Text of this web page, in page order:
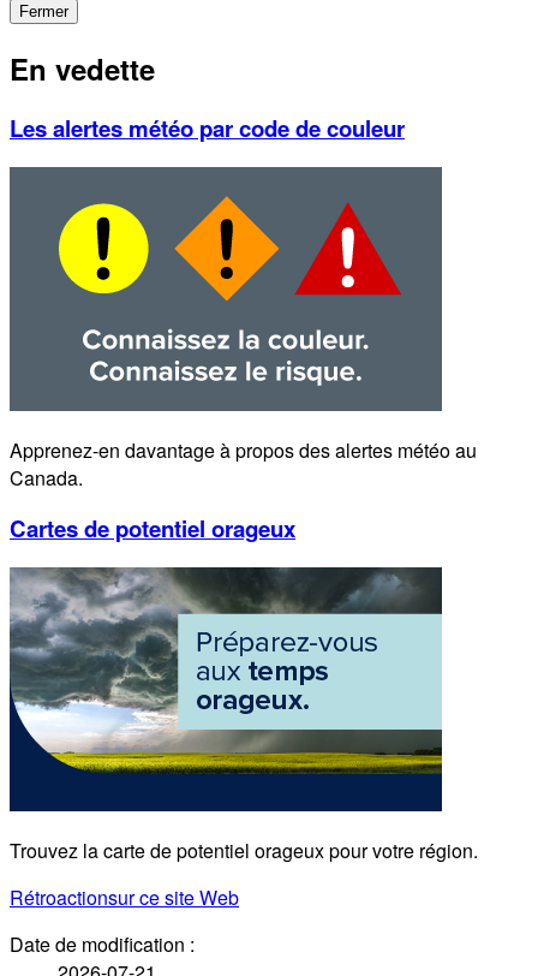
Fermer
En vedette
Les alertes météo par code de couleur
Apprenez-en davantage à propos des alertes météo au
Canada.
Cartes de potentiel orageux
Trouvez la carte de potentiel orageux pour votre région.
Rétroactionsur ce site Web
Date de modification :